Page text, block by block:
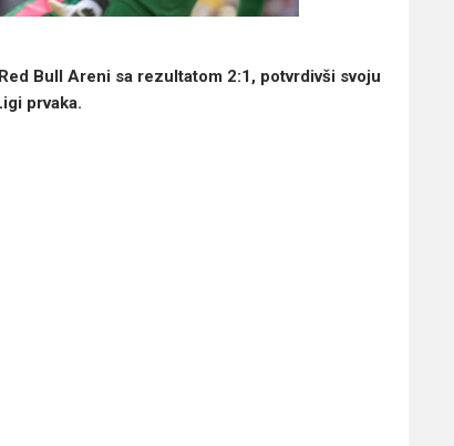
Bull Areni sa rezultatom 2:1, potvrdivši svoju
prvaka.